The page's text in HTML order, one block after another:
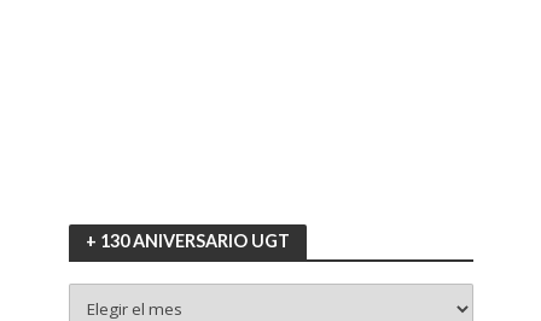
+ 130 ANIVERSARIO UGT
130